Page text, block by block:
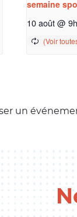
semaine
10 août @
un